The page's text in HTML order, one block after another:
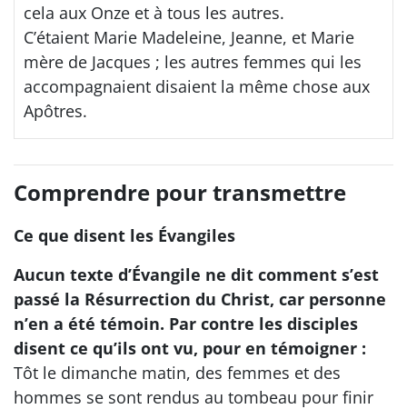
cela aux Onze et à tous les autres.
C’étaient Marie Madeleine, Jeanne, et Marie
mère de Jacques ; les autres femmes qui les
accompagnaient disaient la même chose aux
Apôtres.
Comprendre pour transmettre
Ce que disent les Évangiles
Aucun texte d’Évangile ne dit comment s’est
passé la Résurrection du Christ, car personne
n’en a été témoin. Par contre les disciples
disent ce qu’ils ont vu, pour en témoigner :
Tôt le dimanche matin, des femmes et des
hommes se sont rendus au tombeau pour finir